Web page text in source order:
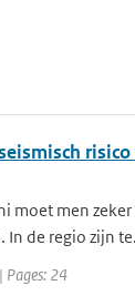
moet men
In de regio zijn
Pages: 24